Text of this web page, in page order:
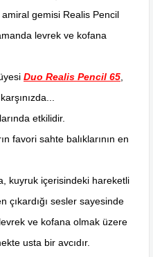
gemisi Realis Pencil
levrek ve kofana
Duo Realis Pencil 65
etkilidir.
favori sahte balıklarının en
kuyruk içerisindeki hareketli
çıkardığı sesler sayesinde
ve kofana olmak üzere
usta bir avcıdır.